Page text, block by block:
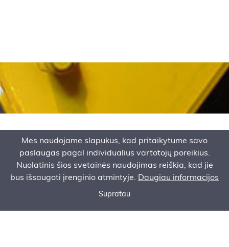
KONTAKTAI
Buveinė:
AS Baltem Vilniaus filialas
Ukrainiečių g. 2,
13278 Vilnius, Lietuva
Mes naudojame slapukus, kad pritaikytume savo
paslaugas pagal individualius vartotojų poreikius.
Nuolatinis šios svetainės naudojimas reiškia, kad jie
bus išsaugoti įrenginio atmintyje. Daugiau informacijos
Supratau